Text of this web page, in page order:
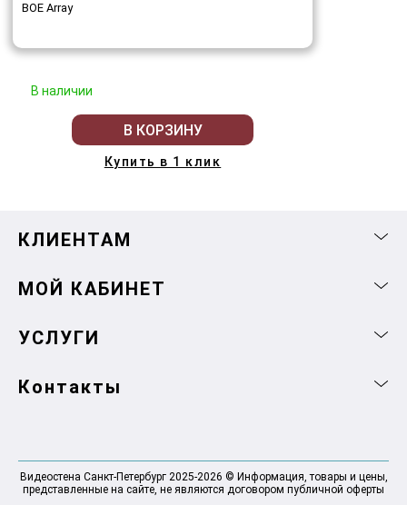
BOE Array
В наличии
В КОРЗИНУ
Купить в 1 клик
КЛИЕНТАМ
МОЙ КАБИНЕТ
УСЛУГИ
Контакты
Видеостена Санкт-Петербург 2025-2026 © Информация, товары и цены,
представленные на сайте, не являются договором публичной оферты